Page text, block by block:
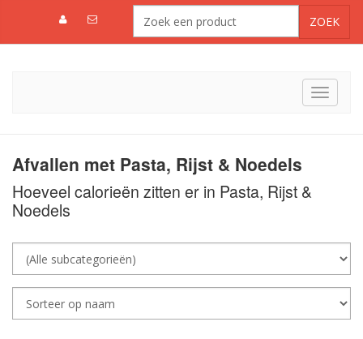
Toggle
Afvallen met Pasta, Rijst & Noedels
Hoeveel calorieën zitten er in Pasta, Rijst &
Noedels